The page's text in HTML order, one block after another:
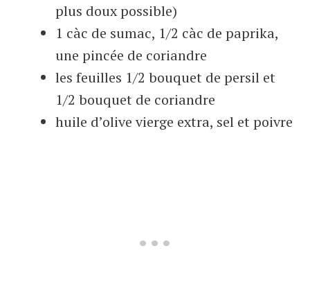
plus doux possible)
1 càc de sumac, 1/2 càc de paprika,
une pincée de coriandre
les feuilles 1/2 bouquet de persil et
1/2 bouquet de coriandre
huile d’olive vierge extra, sel et poivre